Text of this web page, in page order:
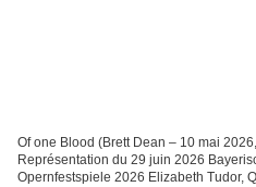
Of one Blood (Brett Dean – 10 mai
Représentation du 29 juin 2026
Opernfestspiele 2026 Elizabeth Tudor,